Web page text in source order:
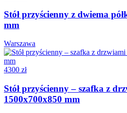
Stół przyścienny z dwiema
mm
Warszawa
4300 zł
Stół przyścienny – szafka z
1500x700x850 mm